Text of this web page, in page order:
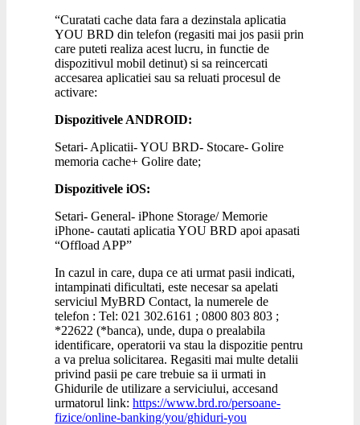
“Curatati cache data fara a dezinstala aplicatia
YOU BRD din telefon (regasiti mai jos pasii prin
care puteti realiza acest lucru, in functie de
dispozitivul mobil detinut) si sa reincercati
accesarea aplicatiei sau sa reluati procesul de
activare:
Dispozitivele ANDROID:
Setari- Aplicatii- YOU BRD- Stocare- Golire
memoria cache+ Golire date;
Dispozitivele iOS:
Setari- General- iPhone Storage/ Memorie
iPhone- cautati aplicatia YOU BRD apoi apasati
“Offload APP”
In cazul in care, dupa ce ati urmat pasii indicati,
intampinati dificultati, este necesar sa apelati
serviciul MyBRD Contact, la numerele de
telefon : Tel: 021 302.6161 ; 0800 803 803 ;
*22622 (*banca), unde, dupa o prealabila
identificare, operatorii va stau la dispozitie pentru
a va prelua solicitarea. Regasiti mai multe detalii
privind pasii pe care trebuie sa ii urmati in
Ghidurile de utilizare a serviciului, accesand
urmatorul link: https://www.brd.ro/persoane-
fizice/online-banking/you/ghiduri-you